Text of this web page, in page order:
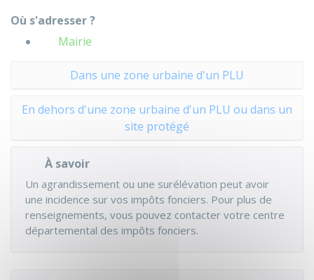
Où s'adresser ?
Mairie
Dans une zone urbaine d'un PLU
En dehors d'une zone urbaine d'un PLU ou dans un
site protégé
À savoir
Un agrandissement ou une surélévation peut avoir
une incidence sur vos impôts fonciers. Pour plus de
renseignements, vous pouvez contacter votre centre
départemental des impôts fonciers.